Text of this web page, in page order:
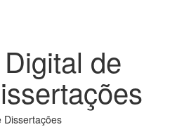
de
Dissertações